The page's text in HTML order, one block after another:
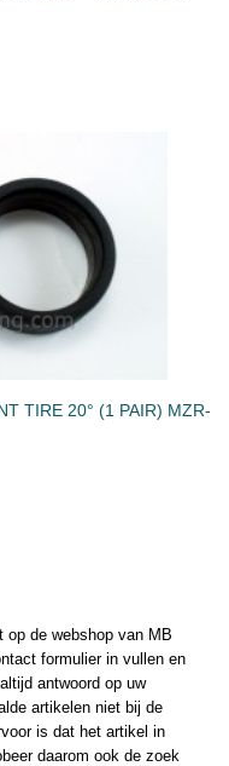
TIRE 20° (1 PAIR) MZR-
de webshop van MB
formulier in vullen en
antwoord op uw
artikelen niet bij de
is dat het artikel in
daarom ook de zoek